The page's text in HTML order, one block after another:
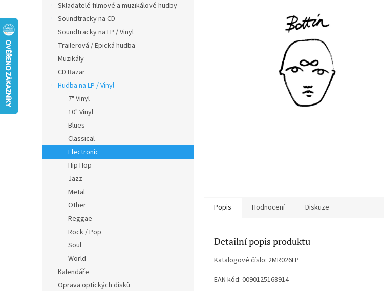
Skladatelé filmové a muzikálové hudby
Soundtracky na CD
Soundtracky na LP / Vinyl
Trailerová / Epická hudba
Muzikály
CD Bazar
Hudba na LP / Vinyl
7" Vinyl
10" Vinyl
Blues
Classical
Electronic
Hip Hop
Jazz
Metal
Other
Reggae
Rock / Pop
Soul
World
Kalendáře
Oprava optických disků
Popis Hodnocení Diskuze
Detailní popis produktu
Katalogové číslo: 2MR026LP
EAN kód: 0090125168914